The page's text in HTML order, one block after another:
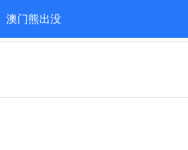
澳门熊出没